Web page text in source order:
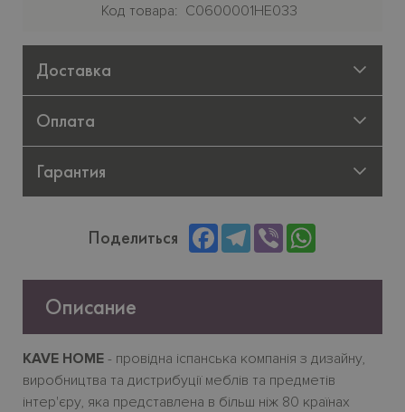
Код товара C0600001HE033
Доставка
Оплата
Гарантия
Поделиться FacebookTelegram
Viber
Описание
KAVE HOME - провідна іспанська компанія з дизайну,
виробництва та дистрибуції меблів та предметів
інтер'єру, яка представлена в більш ніж 80 країнах